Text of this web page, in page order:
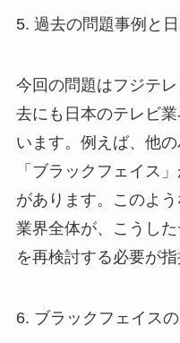
5. 過去の問題事例と
今回の問題はフジテ
去にも日本のテレビ
います。例えば、他
「ブラックフェイス
があります。このよ
業界全体が、こうし
を再検討する必要が指
6. ブラックフェイス